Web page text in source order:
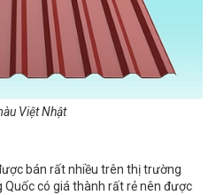
Việt Nhật
bán rất nhiều trên thị trường
có giá thành rất rẻ nên được